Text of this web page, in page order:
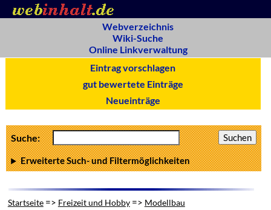
Webverzeichnis
Wiki-Suche
Online Linkverwaltung
Eintrag vorschlagen
gut bewertete Einträge
Neueinträge
Suche:
Erweiterte Such- und Filtermöglichkeiten
Startseite=> Freizeit und Hobby=> Modellbau